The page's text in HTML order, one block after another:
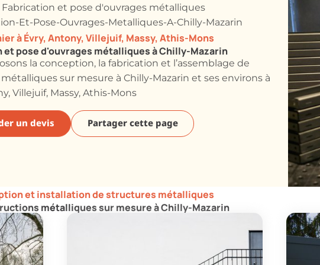
Fabrication et pose d'ouvrages métalliques
Et-Pose-Ouvrages-Metalliques-A-Chilly-Mazarin
et pose d'ouvrages métalliques à Chilly-Mazarin
à Évry, Antony, Villejuif, Massy, Athis-Mons
la conception, la fabrication et l’assemblage de
sur mesure à Chilly-Mazarin et ses environs à
Villejuif, Massy, Athis-Mons
un devis Partager cette page
métalliques sur mesure à Chilly-Mazarin
et installation de structures métalliques